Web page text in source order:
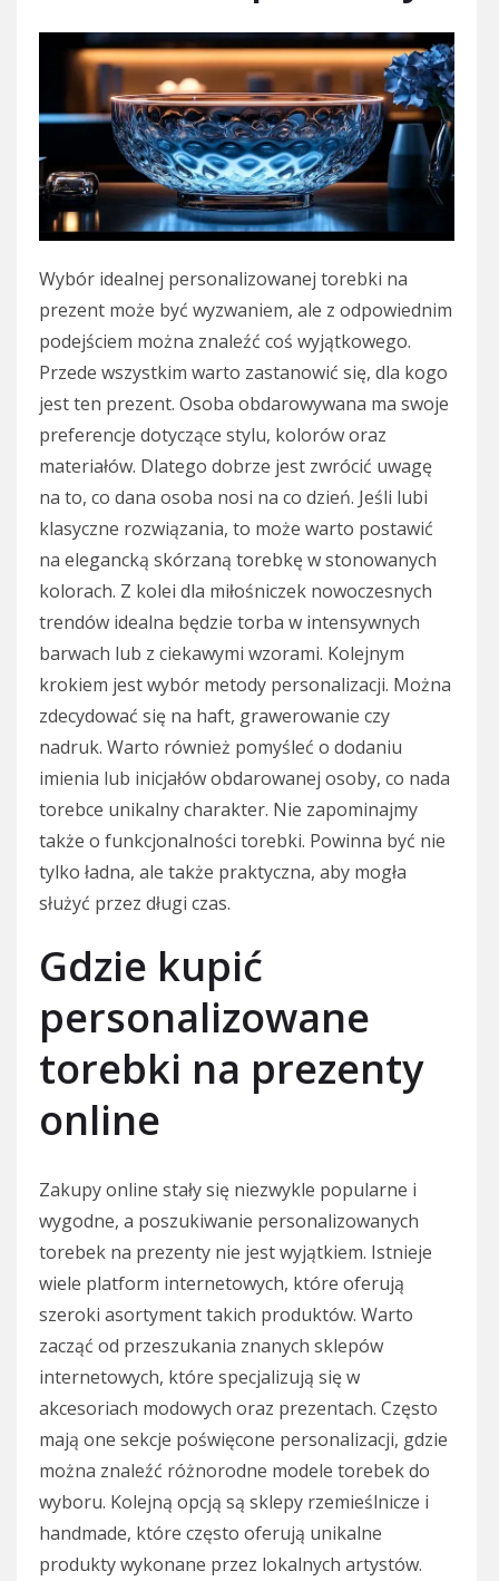
Wybór idealnej personalizowanej torebki na
prezent może być wyzwaniem, ale z odpowiednim
podejściem można znaleźć coś wyjątkowego.
Przede wszystkim warto zastanowić się, dla kogo
jest ten prezent. Osoba obdarowywana ma swoje
preferencje dotyczące stylu, kolorów oraz
materiałów. Dlatego dobrze jest zwrócić uwagę
na to, co dana osoba nosi na co dzień. Jeśli lubi
klasyczne rozwiązania, to może warto postawić
na elegancką skórzaną torebkę w stonowanych
kolorach. Z kolei dla miłośniczek nowoczesnych
trendów idealna będzie torba w intensywnych
barwach lub z ciekawymi wzorami. Kolejnym
krokiem jest wybór metody personalizacji. Można
zdecydować się na haft, grawerowanie czy
nadruk. Warto również pomyśleć o dodaniu
imienia lub inicjałów obdarowanej osoby, co nada
torebce unikalny charakter. Nie zapominajmy
także o funkcjonalności torebki. Powinna być nie
tylko ładna, ale także praktyczna, aby mogła
służyć przez długi czas.
Gdzie kupić
personalizowane
torebki na prezenty
online
Zakupy online stały się niezwykle popularne i
wygodne, a poszukiwanie personalizowanych
torebek na prezenty nie jest wyjątkiem. Istnieje
wiele platform internetowych, które oferują
szeroki asortyment takich produktów. Warto
zacząć od przeszukania znanych sklepów
internetowych, które specjalizują się w
akcesoriach modowych oraz prezentach. Często
mają one sekcje poświęcone personalizacji, gdzie
można znaleźć różnorodne modele torebek do
wyboru. Kolejną opcją są sklepy rzemieślnicze i
handmade, które często oferują unikalne
produkty wykonane przez lokalnych artystów.